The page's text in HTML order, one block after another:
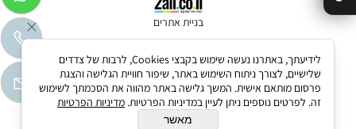
בניית אתרים
לידיעתך, באתרנו נעשה שימוש בקבצי Cookies, לרבות של צדדים
שלישיים, לצורך ניתוח השימוש באתר, שיפור חוויית הגלישה והצגת
פרסום מותאם אישית. המשך גלישה באתר מהווה את הסכמתך לשימוש
זה. לפרטים נוספים ניתן לעיין במדיניות הפרטיות. מדיניות הפרטיות
מאשר